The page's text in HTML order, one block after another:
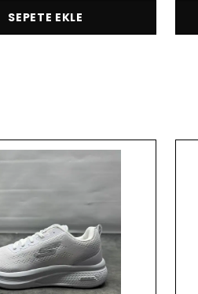
SEPETE EKLE